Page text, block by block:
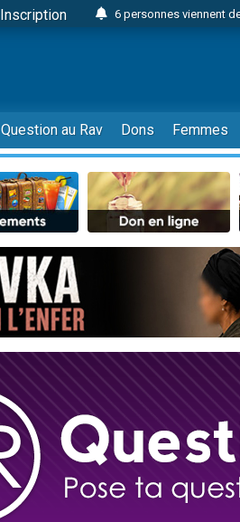
Inscription
6 personnes viennent
2 personnes
17 personnes viennent
4 personnes viennent
Il reste 49 places
23 personnes
Eva vient de donner
4 personnes viennent
3 personnes viennent
3 personnes
Odaya vient de donner
13 personnes viennent
2 personnes viennent
30 personnes
Il reste 49 places
12 nouvelles
3 personnes viennent
2 personnes viennent
Question au Rav Dons Femmes